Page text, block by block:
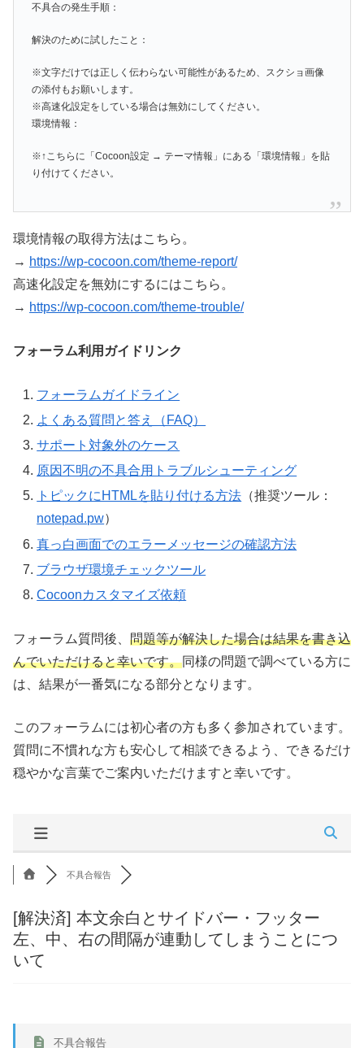
不具合の発生手順：
解決のために試したこと：
※文字だけでは正しく伝わらない可能性があるため、スクショ画像
の添付もお願いします。
※高速化設定をしている場合は無効にしてください。
環境情報：
※↑こちらに「Cocoon設定 → テーマ情報」にある「環境情報」を貼
り付けてください。
環境情報の取得方法はこちら。
→ https://wp-cocoon.com/theme-report/
高速化設定を無効にするにはこちら。
→ https://wp-cocoon.com/theme-trouble/
フォーラム利用ガイドリンク
フォーラムガイドライン
よくある質問と答え（FAQ）
サポート対象外のケース
原因不明の不具合用トラブルシューティング
トピックにHTMLを貼り付ける方法 （推奨ツール：
notepad.pw）
真っ白画面でのエラーメッセージの確認方法
ブラウザ環境チェックツール
Cocoonカスタマイズ依頼
フォーラム質問後、 問題等が解決した場合は結果を書き込
んでいただけると幸いです。同様の問題で調べている方に
は、結果が一番気になる部分となります。
このフォーラムには初心者の方も多く参加されています。
質問に不慣れな方も安心して相談できるよう、できるだけ
穏やかな言葉でご案内いただけますと幸いです。
不具合報告
[解決済] 本文余白とサイドバー・フッター
左、中、右の間隔が連動してしまうことにつ
いて
不具合報告